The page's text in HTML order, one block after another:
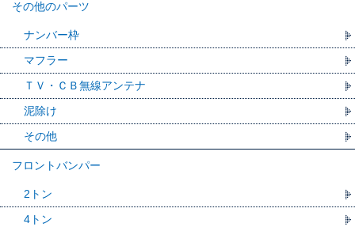
その他のパーツ
ナンバー枠
マフラー
ＴＶ・ＣＢ無線アンテナ
泥除け
その他
フロントバンパー
2トン
4トン